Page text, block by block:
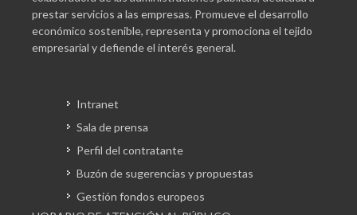
prestar servicios a las empresas. Promueve el desarrollo
económico sostenible, representa y promociona el tejido
empresarial y defiende el interés general.
Intranet
Sala de prensa
Perfil del contratante
Buzón de sugerencias y propuestas
Gestión fondos europeos